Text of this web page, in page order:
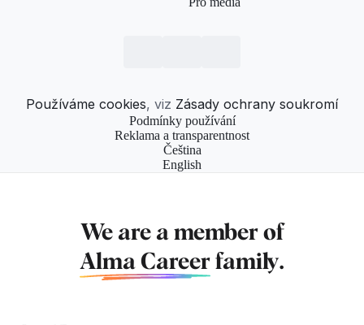
Používáme cookies, viz Zásady ochrany soukromí
Podmínky používání
Reklama a transparentnost
Čeština
English
We are a member of
Alma Career family.